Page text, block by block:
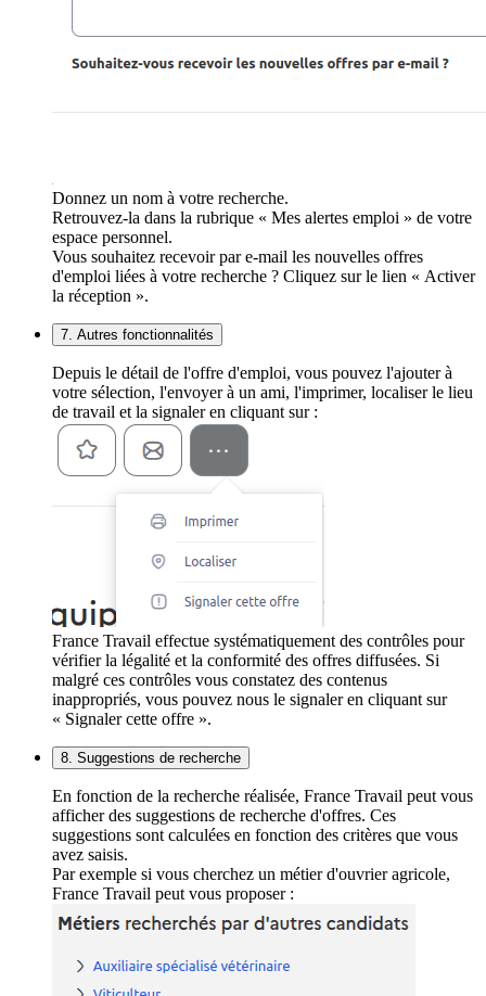
Donnez un nom à votre recherche.
Retrouvez-la dans la rubrique « Mes alertes emploi » de votre
espace personnel.
Vous souhaitez recevoir par e-mail les nouvelles offres
d'emploi liées à votre recherche ? Cliquez sur le lien « Activer
la réception ».
7. Autres fonctionnalités
Depuis le détail de l'offre d'emploi, vous pouvez l'ajouter à
votre sélection, l'envoyer à un ami, l'imprimer, localiser le lieu
de travail et la signaler en cliquant sur :
France Travail effectue systématiquement des contrôles pour
vérifier la légalité et la conformité des offres diffusées. Si
malgré ces contrôles vous constatez des contenus
inappropriés, vous pouvez nous le signaler en cliquant sur
« Signaler cette offre ».
8. Suggestions de recherche
En fonction de la recherche réalisée, France Travail peut vous
afficher des suggestions de recherche d'offres. Ces
suggestions sont calculées en fonction des critères que vous
avez saisis.
Par exemple si vous cherchez un métier d'ouvrier agricole,
France Travail peut vous proposer :